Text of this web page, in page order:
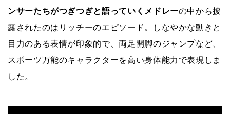
ンサーたちがつぎつぎと語っていくメドレーの中から披
露されたのはリッチーのエピソード。しなやかな動きと
目力のある表情が印象的で、両足開脚のジャンプなど、
スポーツ万能のキャラクターを高い身体能力で表現しま
した。